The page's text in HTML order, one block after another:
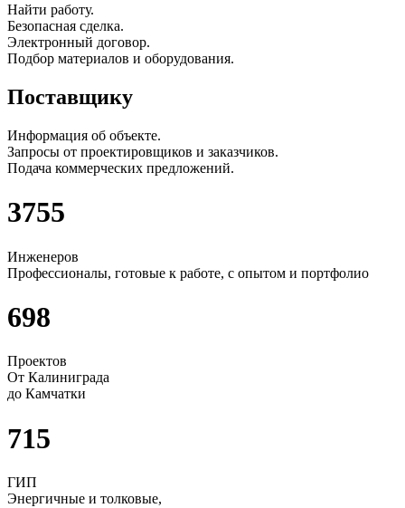
Найти работу.
Безопасная сделка.
Электронный договор.
Подбор материалов и оборудования.
Поставщику
Информация об объекте.
Запросы от проектировщиков и заказчиков.
Подача коммерческих предложений.
3755
Инженеров
Профессионалы, готовые к работе, с опытом и портфолио
698
Проектов
От Калиниграда
до Камчатки
715
ГИП
Энергичные и толковые,